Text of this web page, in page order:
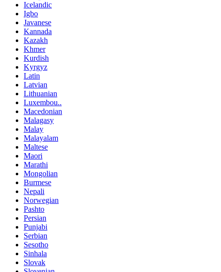
Icelandic
Igbo
Javanese
Kannada
Kazakh
Khmer
Kurdish
Kyrgyz
Latin
Latvian
Lithuanian
Luxembou..
Macedonian
Malagasy
Malay
Malayalam
Maltese
Maori
Marathi
Mongolian
Burmese
Nepali
Norwegian
Pashto
Persian
Punjabi
Serbian
Sesotho
Sinhala
Slovak